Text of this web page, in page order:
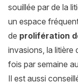
souillée par de la
un espace
de prolifération
invasions, la litière
fois par semaine
Il est aussi